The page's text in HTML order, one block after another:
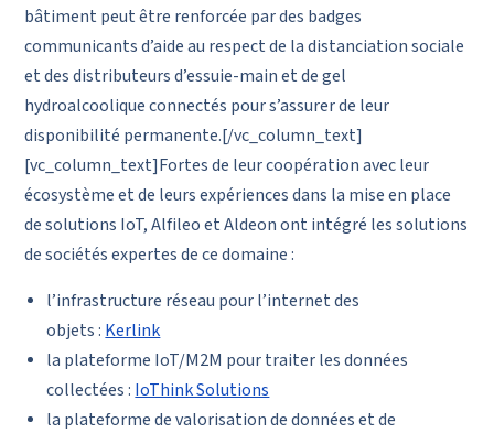
bâtiment peut être renforcée par des badges
communicants d’aide au respect de la distanciation sociale
et des distributeurs d’essuie-main et de gel
hydroalcoolique connectés pour s’assurer de leur
disponibilité permanente.[/vc_column_text]
[vc_column_text]Fortes de leur coopération avec leur
écosystème et de leurs expériences dans la mise en place
de solutions IoT, Alfileo et Aldeon ont intégré les solutions
de sociétés expertes de ce domaine :
l’infrastructure réseau pour l’internet des
objets : Kerlink
la plateforme IoT/M2M pour traiter les données
collectées : IoThink Solutions
la plateforme de valorisation de données et de